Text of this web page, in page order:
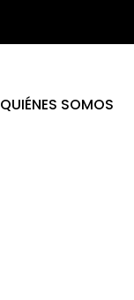
QUIÉNES SOMOS